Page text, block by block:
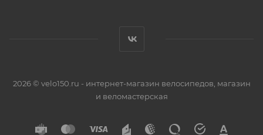
2026 © velo150.ru - интернет-магазин велосипедов, магазин
и веломастерская